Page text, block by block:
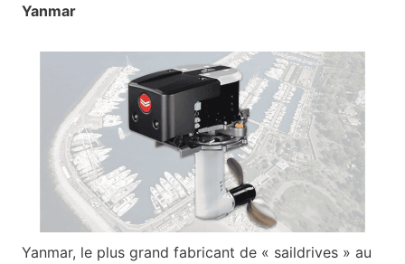
Yanmar
Yanmar, le plus grand fabricant de « saildrives » au